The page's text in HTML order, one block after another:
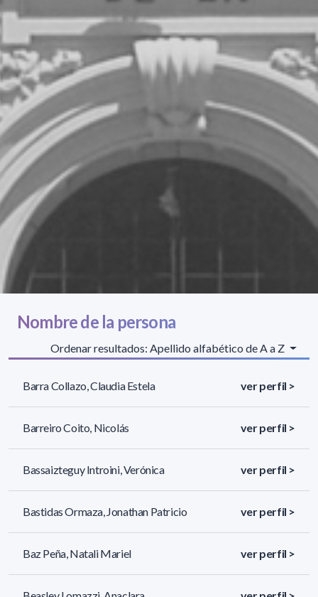
Nombre de la persona
Ordenar resultados: Apellido alfabético de A a Z
Barra Collazo, Claudia Estela ver perfil >
Barreiro Coito, Nicolás ver perfil >
Bassaizteguy Introini, Verónica ver perfil >
Bastidas Ormaza, Jonathan Patricio ver perfil >
Baz Peña, Natali Mariel ver perfil >